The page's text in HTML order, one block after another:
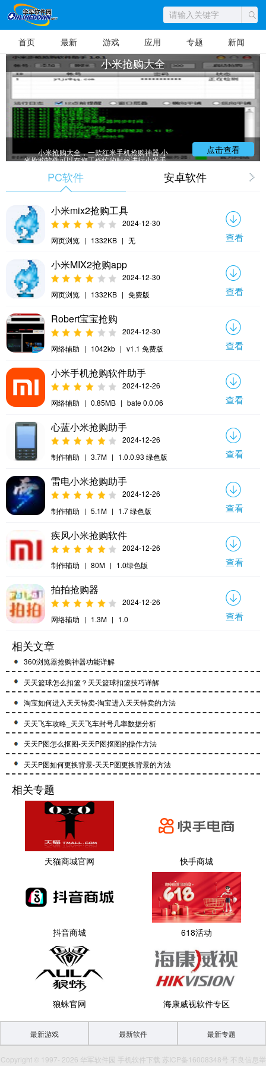
首页 最新 游戏 应用 专题 新闻
小米抢购大全
小米抢购大全，一款红米手机抢购神器,小
米抢购软件可以在您工作忙的时候进行小米手
手也可以机抢购。ZOL提供小米抢购软件下
载。根据小米官方网站规则对您的账户进行判
断。根据小米官方网站规则对您的账户进行判
米抢购大全软件，赶快来下载吧！
点击查看
PC软件 安卓软件
小米mix2抢购工具
2024-12-30
网页浏览 | 1332KB | 无 查看
小米MIX2抢购app
2024-12-30
网页浏览 | 1332KB | 免费版 查看
Robert宝宝抢购
2024-12-30
网络辅助 | 1042kb | v1.1 免费版 查看
小米手机抢购软件助手
2024-12-26
网络辅助 | 0.85MB | bate 0.0.06 查看
心蓝小米抢购助手
2024-12-26
制作辅助 | 3.7M | 1.0.0.93 绿色版 查看
雷电小米抢购助手
2024-12-26
制作辅助 | 5.1M | 1.7 绿色版 查看
疾风小米抢购软件
2024-12-26
制作辅助 | 80M | 1.0绿色版 查看
拍拍抢购器
2024-12-26
网络辅助 | 1.3M | 1.0 查看
相关文章
360浏览器抢购神器功能详解
天天篮球怎么扣篮？天天篮球扣篮技巧详解
淘宝如何进入天天特卖-淘宝进入天天特卖的方法
天天飞车攻略_天天飞车封号几率数据分析
天天P图怎么抠图-天天P图抠图的操作方法
天天P图如何更换背景-天天P图更换背景的方法
相关专题
天猫商城官网 快手商城
抖音商城 618活动
狼蛛官网 海康威视软件专区
最新游戏 最新软件 最新专题
Copyright © 1997- 2026 华军软件园 手机软件下载 苏ICP备16008348号 不良信息举